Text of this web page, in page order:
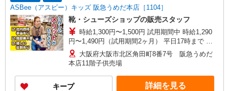
ASBee（アスビー）キッズ 阪急うめだ本店［1104］
靴・シューズショップの販売スタッフ
時給1,300円〜1,500円 試用期間中 時給1,290
円〜1,490円（試用期間2ヶ月） 平日17時まで 時
給1,300円 平日17〜20時まで 時給1,330円 平日20
時〜 時給1,330円 日・祝17時まで 時給1,450円
日・祝17〜20時まで 時給1,500円 日・祝20時〜 時
給1,500円 ※資格・経験による
大阪府大阪市北区角田町8番7号 阪急うめだ
本店11階子供売場
キープ 詳細を見る